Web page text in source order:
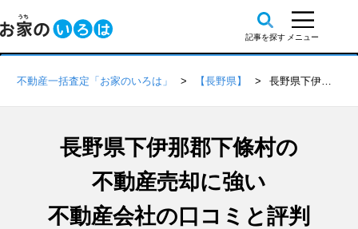
不動産一括査定「お家のいろは」 【長野県】 長野県下伊那郡下條村の不動産会社 口コミ・評判一覧
長野県下伊那郡下條村の
不動産売却に強い
不動産会社の口コミと評判